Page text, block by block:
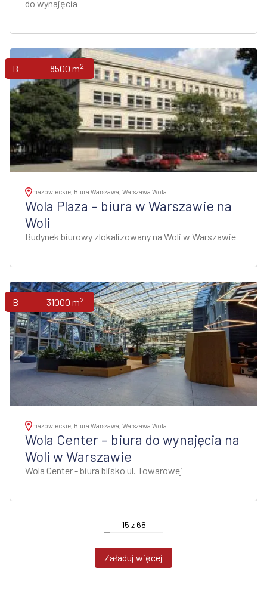
do wynajęcia
Biura 8500 m2
mazowieckie, Biura Warszawa, Warszawa Wola
Wola Plaza – biura w Warszawie na
Woli
Budynek biurowy zlokalizowany na Woli w Warszawie
Biura 31000 m2
mazowieckie, Biura Warszawa, Warszawa Wola
Wola Center – biura do wynajęcia na
Woli w Warszawie
Wola Center - biura blisko ul. Towarowej
15 z 68
Załaduj więcej